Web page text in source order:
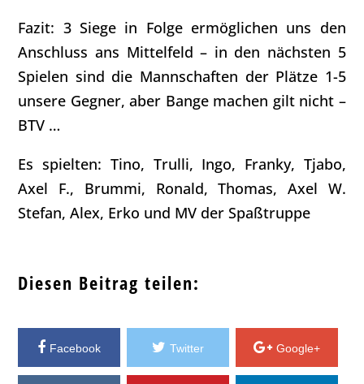
Fazit: 3 Siege in Folge ermöglichen uns den
Anschluss ans Mittelfeld – in den nächsten 5
Spielen sind die Mannschaften der Plätze 1-5
unsere Gegner, aber Bange machen gilt nicht –
BTV …
Es spielten: Tino, Trulli, Ingo, Franky, Tjabo,
Axel F., Brummi, Ronald, Thomas, Axel W.
Stefan, Alex, Erko und MV der Spaßtruppe
Diesen Beitrag teilen:
Facebook Twitter Google+